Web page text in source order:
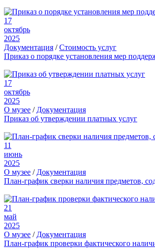
17
октябрь
2025
Документация /Стоимость услуг
Приказ о порядке установления мер
17
октябрь
2025
О музее / Документация
Приказ об утверждении платных услуг
11
июнь
2025
О музее / Документация
План-график сверки наличия предметов,
21
май
2025
О музее / Документация
План-график проверки фактического